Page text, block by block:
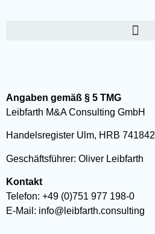
Angaben gemäß § 5 TMG
Leibfarth M&A Consulting GmbH
Handelsregister Ulm, HRB 741842
Geschäftsführer: Oliver Leibfarth
Kontakt
Telefon: +49 (0)751 977 198-0
E-Mail: info@leibfarth.consulting